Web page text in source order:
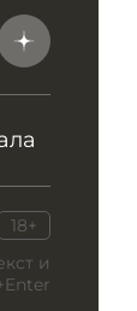
18+
и